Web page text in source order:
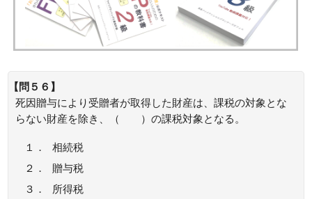
【問５６】
死因贈与により受贈者が取得した財産は、課税の対象とな
らない財産を除き、（ ）の課税対象となる。
１．
相続税
２．
贈与税
３．
所得税